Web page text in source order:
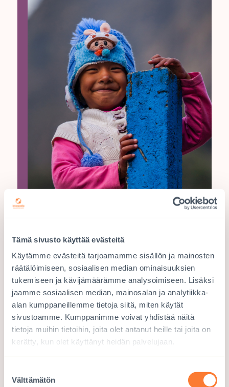
Tämä sivusto käyttää evästeitä
Käytämme evästeitä tarjoamamme sisällön ja mainosten
räätälöimiseen, sosiaalisen median ominaisuuksien
tukemiseen ja kävijämäärämme analysoimiseen. Lisäksi
jaamme sosiaalisen median, mainosalan ja analytiikka-
alan kumppaneillemme tietoja siitä, miten käytät
sivustoamme. Kumppanimme voivat yhdistää näitä
tietoja muihin tietoihin, joita olet antanut heille tai joita on
kerätty, kun olet käyttänyt heidän palvelujaan.
valinta
Välttämätön
Tule kummiksi
Kummina muutat kummilapsen elämän ja
mahdollistat koulunkäynnin, turvallisen
lapsuuden sekä perheelle riittävän
toimeentulon. Tukesi hyödyttää koko yhteisöä
ja saat säännöllisesti kuulumisia